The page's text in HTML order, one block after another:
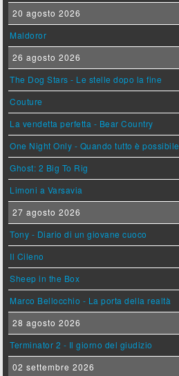
20 agosto 2026
Maldoror
26 agosto 2026
The Dog Stars - Le stelle dopo la fine
Couture
La vendetta perfetta - Bear Country
One Night Only - Quando tutto è possibile
Ghost: 2 Big To Rig
Limoni a Varsavia
27 agosto 2026
Tony - Diario di un giovane cuoco
Il Cileno
Sheep in the Box
Marco Bellocchio - La porta della realtà
28 agosto 2026
Terminator 2 - Il giorno del giudizio
02 settembre 2026